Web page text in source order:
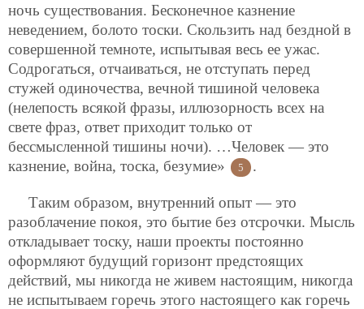
ночь существования. Бесконечное казнение
неведением, болото тоски. Скользить над бездной в
совершенной темноте, испытывая весь ее ужас.
Содрогаться, отчаиваться, не отступать перед
стужей одиночества, вечной тишиной человека
(нелепость всякой фразы, иллюзорность всех на
свете фраз, ответ приходит только от
бессмысленной тишины ночи). …Человек — это
казнение, война, тоска, безумие»
5 .
Таким образом, внутренний опыт — это
разоблачение покоя, это бытие без отсрочки. Мысль
откладывает тоску, наши проекты постоянно
оформляют будущий горизонт предстоящих
действий, мы никогда не живем настоящим, никогда
не испытываем горечь этого настоящего как горечь